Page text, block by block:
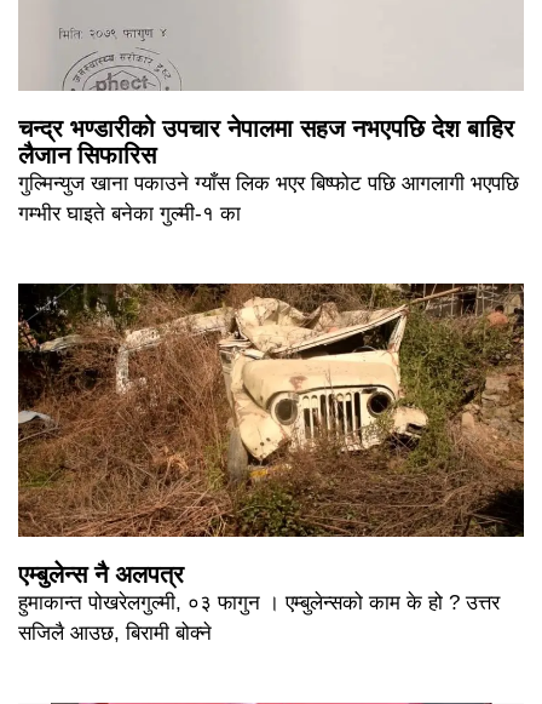
चन्द्र भण्डारीको उपचार नेपालमा सहज नभएपछि देश बाहिर
लैजान सिफारिस
गुल्मिन्युज खाना पकाउने ग्याँस लिक भएर बिष्फोट पछि आगलागी भएपछि
गम्भीर घाइते बनेका गुल्मी-१ का
एम्बुलेन्स नै अलपत्र
हुमाकान्त पोखरेलगुल्मी, ०३ फागुन । एम्बुलेन्सको काम के हो ? उत्तर
सजिलै आउछ, बिरामी बोक्ने